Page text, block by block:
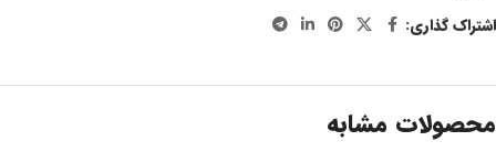
اشتراک گذاری:
محصولات مشابه